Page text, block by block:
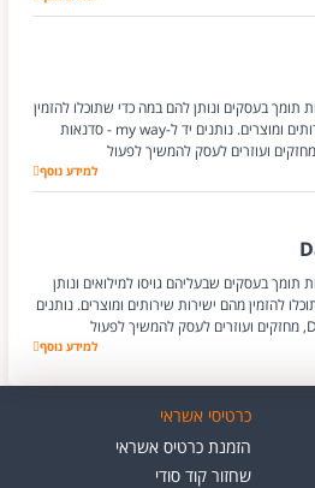
תומך בעסקים ונותן להם במה כדי שתוכלו להזמין
מהם ישירות שירותים ומוצרים. נותנים יד ל-my way - סדנאות
מחזקים ועוזרים לעסק להמשיך לפעול
My way
למידע נוסף
תומך בעסקים שבעליהם גויסו למילואים ונותן
להזמין מהם ישירות שירותים ומוצרים. נותנים
DataVision
למידע נוסף
כרטיסי אשראי
הזמנת כרטיס אשראי
שחזור קוד סודי